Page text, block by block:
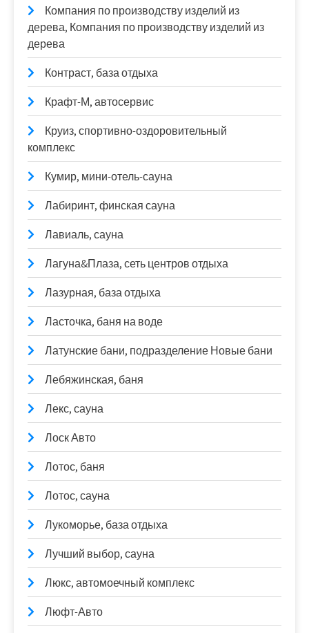
Компания по производству изделий из
дерева, Компания по производству изделий из
дерева
Контраст, база отдыха
Крафт-М, автосервис
Круиз, спортивно-оздоровительный
комплекс
Кумир, мини-отель-сауна
Лабиринт, финская сауна
Лавиаль, сауна
Лагуна&Плаза, сеть центров отдыха
Лазурная, база отдыха
Ласточка, баня на воде
Латунские бани, подразделение Новые бани
Лебяжинская, баня
Лекс, сауна
Лоск Авто
Лотос, баня
Лотос, сауна
Лукоморье, база отдыха
Лучший выбор, сауна
Люкс, автомоечный комплекс
Люфт-Авто